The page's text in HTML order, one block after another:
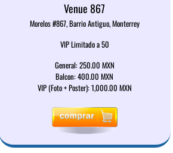
Venue 867
Morelos #867, Barrio Antiguo, Monterrey
VIP Limitado a 50
General: 250.00 MXN
Balcon: 400.00 MXN
VIP (Foto + Poster): 1,000.00 MXN